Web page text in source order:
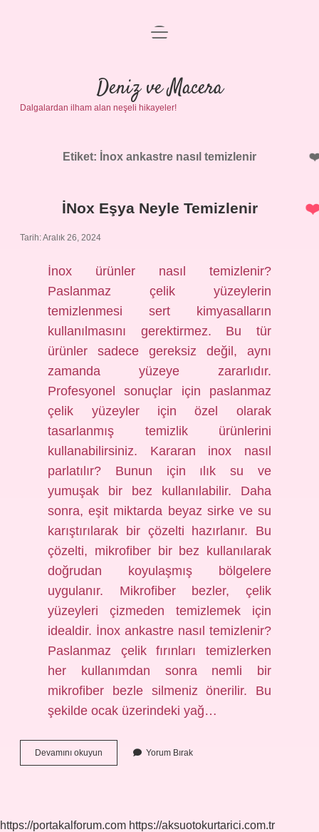
Anasayfa
Gizlilik Politikası
Yasal Uyarı
menüyü
Deniz ve Macera
Dalgalardan ilham alan neşeli hikayeler!
Etiket: İnox ankastre nasıl temizlenir
İNox Eşya Neyle Temizlenir
Tarih: Aralık 26, 2024
İnox ürünler nasıl temizlenir?
Paslanmaz çelik yüzeylerin
temizlenmesi sert kimyasalların
kullanılmasını gerektirmez. Bu tür
ürünler sadece gereksiz değil, aynı
zamanda yüzeye zararlıdır.
Profesyonel sonuçlar için paslanmaz
çelik yüzeyler için özel olarak
tasarlanmış temizlik ürünlerini
kullanabilirsiniz. Kararan inox nasıl
parlatılır? Bunun için ılık su ve
yumuşak bir bez kullanılabilir. Daha
sonra, eşit miktarda beyaz sirke ve su
karıştırılarak bir çözelti hazırlanır. Bu
çözelti, mikrofiber bir bez kullanılarak
doğrudan koyulaşmış bölgelere
uygulanır. Mikrofiber bezler, çelik
yüzeyleri çizmeden temizlemek için
idealdir. İnox ankastre nasıl temizlenir?
Paslanmaz çelik fırınları temizlerken
her kullanımdan sonra nemli bir
mikrofiber bezle silmeniz önerilir. Bu
şekilde ocak üzerindeki yağ…
Devamını okuyun
Eşya
Yorum Bırak
https://portakalforum.com https://aksuotokurtarici.com.tr